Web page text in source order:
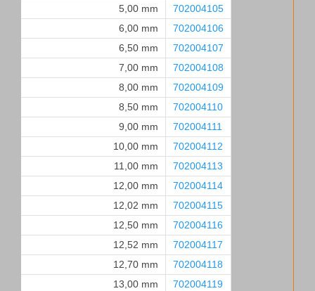
5,00 mm
702004105
6,00 mm
702004106
6,50 mm
702004107
7,00 mm
702004108
8,00 mm
702004109
8,50 mm
702004110
9,00 mm
702004111
10,00 mm
702004112
11,00 mm
702004113
12,00 mm
702004114
12,02 mm
702004115
12,50 mm
702004116
12,52 mm
702004117
12,70 mm
702004118
13,00 mm
702004119